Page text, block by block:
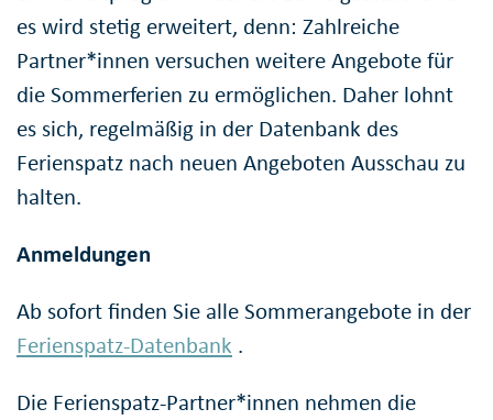
es wird stetig erweitert, denn: Zahlreiche
Partner*innen versuchen weitere Angebote für
die Sommerferien zu ermöglichen. Daher lohnt
es sich, regelmäßig in der Datenbank des
Ferienspatz nach neuen Angeboten Ausschau zu
halten.
Anmeldungen
Ab sofort finden Sie alle Sommerangebote in der
Ferienspatz-Datenbank .
Die Ferienspatz-Partner*innen nehmen die